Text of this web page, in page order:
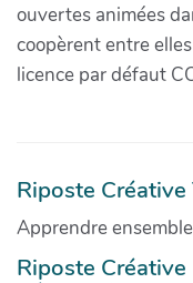
ouvertes animées
coopèrent entre
licence par défaut
Riposte
Apprendre
Riposte Créative